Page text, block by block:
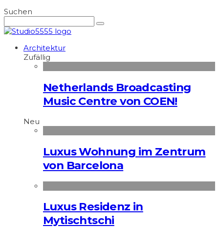
Suchen
Architektur
Zufällig
Netherlands Broadcasting
Music Centre von COEN!
Neu
Luxus Wohnung im Zentrum
von Barcelona
Luxus Residenz in
Mytischtschi